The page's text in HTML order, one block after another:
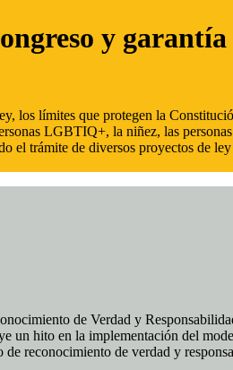
y
los límites que protegen la
LGBTIQ+, la niñez, las
el trámite de diversos proyectos de
de Verdad y
un hito en la implementación del
reconocimiento de verdad y